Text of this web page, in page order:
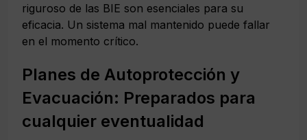
riguroso de las BIE son esenciales para su
eficacia. Un sistema mal mantenido puede fallar
en el momento crítico.
Planes de Autoprotección y
Evacuación: Preparados para
cualquier eventualidad